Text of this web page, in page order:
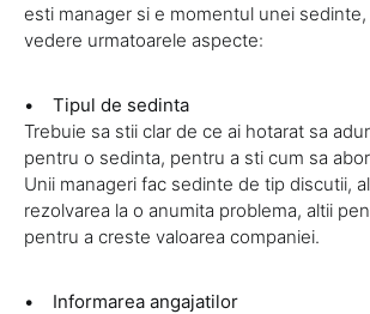
esti manager si e momentul unei sedinte,
vedere urmatoarele aspecte:
• Tipul de sedinta
Trebuie sa stii clar de ce ai hotarat sa
pentru o sedinta, pentru a sti cum sa
Unii manageri fac sedinte de tip discutii,
rezolvarea la o anumita problema, altii
pentru a creste valoarea companiei.
• Informarea angajatilor